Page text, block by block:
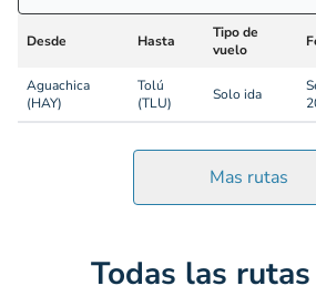
Desde Hasta
Tipo de
vuelo
Aguachica
(HAY)
Tolú
(TLU)
Solo ida
Mas rutas
Todas las